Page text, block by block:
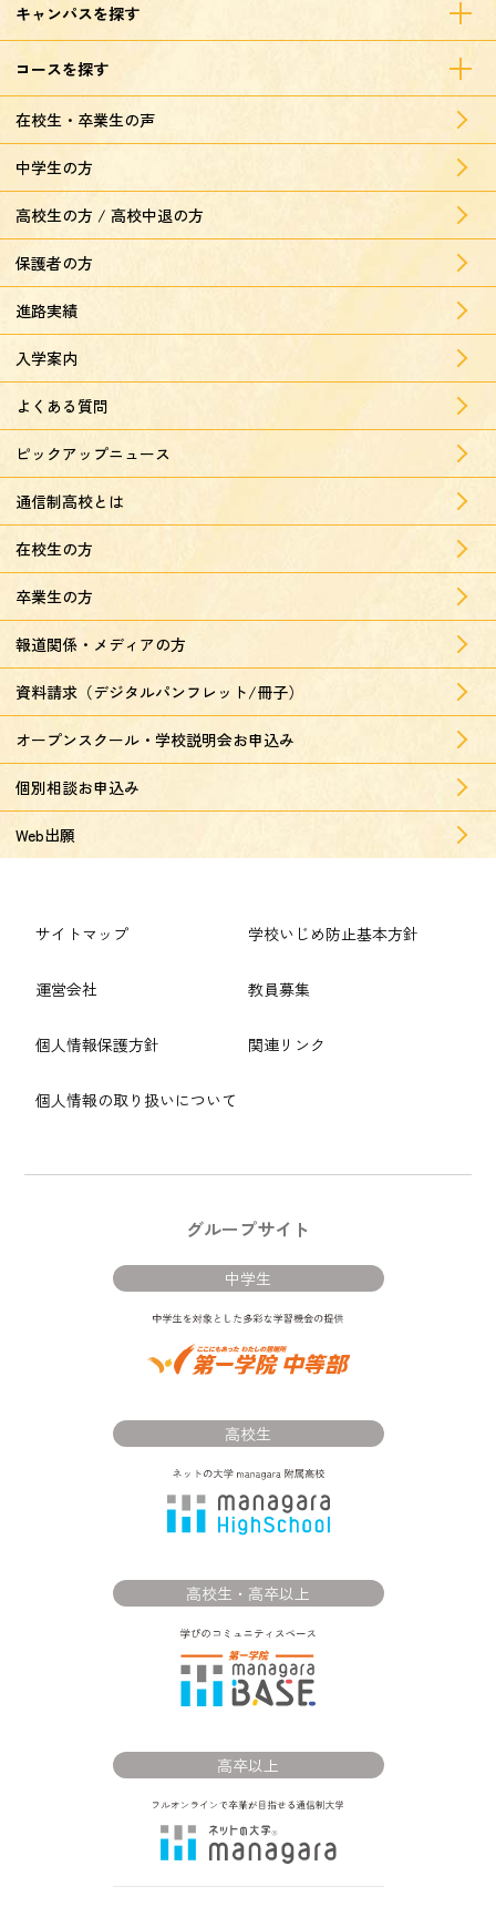
キャンパスを探す
コースを探す
在校生・卒業生の声
中学生の方
高校生の方 / 高校中退の方
保護者の方
進路実績
入学案内
よくある質問
ピックアップニュース
通信制高校とは
在校生の方
卒業生の方
報道関係・メディアの方
資料請求（デジタルパンフレット/冊子）
オープンスクール・学校説明会お申込み
個別相談お申込み
Web出願
サイトマップ
運営会社
個人情報保護方針
個人情報の取り扱いについて
学校いじめ防止基本方針
教員募集
関連リンク
グループサイト
中学生
高校生
高校生・高卒以上
高卒以上